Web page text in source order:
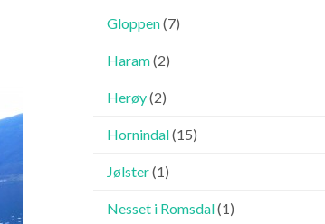
Gloppen(7)
Haram(2)
Herøy(2)
Hornindal(15)
Jølster(1)
Nesset i Romsdal(1)